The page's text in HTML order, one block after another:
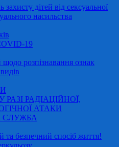
дітей від сексуальної
насильства
19
щодо розпізнавання ознак
РАДІАЦІЙНОЇ,
АТАКИ
СЛУЖБА
та безпечний спосіб життя!